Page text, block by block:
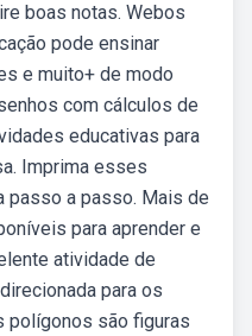
boas notas. Webos
pode ensinar
e muito+ de modo
com cálculos de
educativas para
Imprima esses
passo a passo. Mais de
para aprender e
atividade de
para os
polígonos são figuras